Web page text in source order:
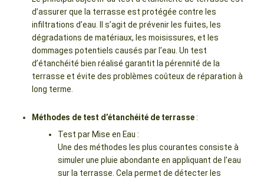
d’assurer que la terrasse est protégée contre les
infiltrations d’eau. Il s’agit de prévenir les fuites, les
dégradations de matériaux, les moisissures, et les
dommages potentiels causés par l’eau. Un test
d’étanchéité bien réalisé garantit la pérennité de la
terrasse et évite des problèmes coûteux de réparation à
long terme.
Méthodes de test d’étanchéité de terrasse:
Test par Mise en Eau :
Une des méthodes les plus courantes consiste à
simuler une pluie abondante en appliquant de l’eau
sur la terrasse. Cela permet de détecter les